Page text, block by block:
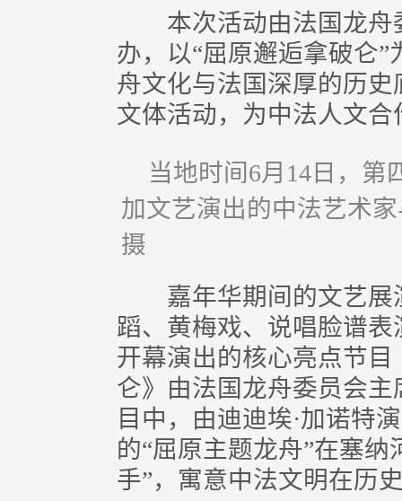
本次活动由法国龙舟
办，以“屈原邂逅拿破仑
舟文化与法国深厚的历
文体活动，为中法人文
当地时间6月14日，第
加文艺演出的中法艺术
摄
嘉年华期间的文艺展
蹈、黄梅戏、说唱脸谱
开幕演出的核心亮点节
仑》由法国龙舟委员会
目中，由迪迪埃·加诺特
的“屈原主题龙舟”在塞
手”，寓意中法文明在历